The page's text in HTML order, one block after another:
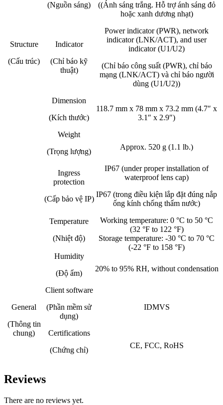
Structure
(Cấu trúc)
(Nguồn sáng)
((Ánh sáng trắng. Hỗ trợ ánh sáng đỏ
hoặc xanh dương nhạt)
Indicator
(Chỉ báo kỹ
thuật)
Power indicator (PWR), network
indicator (LNK/ACT), and user
indicator (U1/U2)
(Chỉ báo công suất (PWR), chỉ báo
mạng (LNK/ACT) và chỉ báo người
dùng (U1/U2))
Dimension
(Kích thước)
118.7 mm x 78 mm x 73.2 mm (4.7″ x
3.1″ x 2.9″)
Weight
(Trọng lượng)
Approx. 520 g (1.1 lb.)
Ingress
protection
(Cấp bảo vệ IP)
IP67 (under proper installation of
waterproof lens cap)
IP67 (trong điều kiện lắp đặt đúng nắp
ống kính chống thấm nước)
Temperature
(Nhiệt độ)
Working temperature: 0 °C to 50 °C
(32 °F to 122 °F)
Storage temperature: -30 °C to 70 °C
(-22 °F to 158 °F)
Humidity
(Độ ẩm)
20% to 95% RH, without condensation
General
(Thông tin
chung)
Client software
(Phần mềm sử
dụng)
IDMVS
Certifications
(Chứng chỉ)
CE, FCC, RoHS
Reviews
There are no reviews yet.